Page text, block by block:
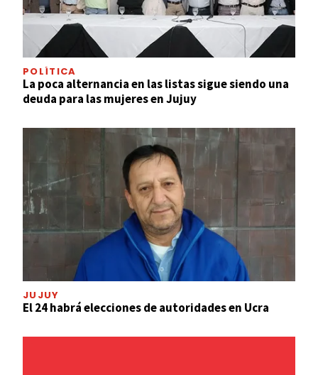
POLÍTICA
La poca alternancia en las listas sigue siendo una
deuda para las mujeres en Jujuy
JUJUY
El 24 habrá elecciones de autoridades en Ucra